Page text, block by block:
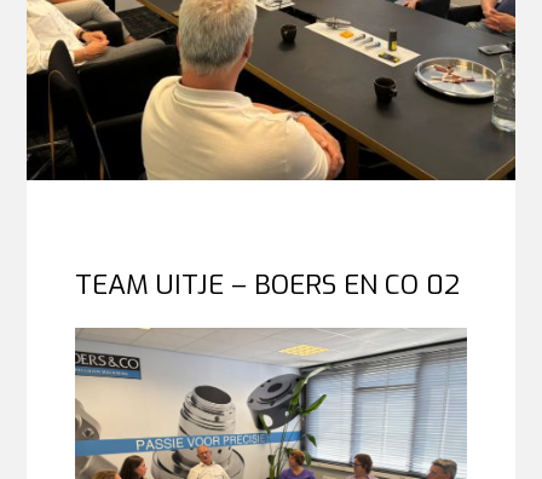
TEAM UITJE – BOERS EN CO 02